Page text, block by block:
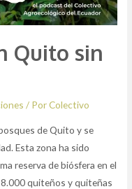
Quito sin
/ PorColectivo
de Quito y se
Esta zona ha sido
reserva de biósfera en el
quiteños y quiteñas